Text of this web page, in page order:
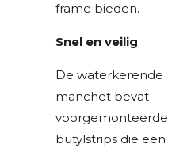
frame bieden.
Snel en veilig
De waterkerende
manchet bevat
voorgemonteerde
butylstrips die een